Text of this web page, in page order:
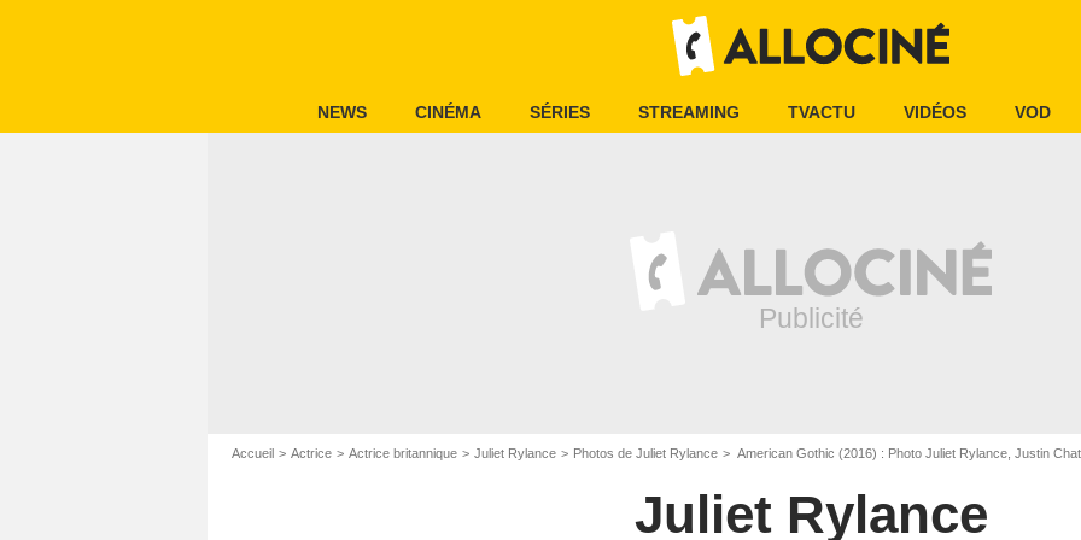
NEWS CINÉMA SÉRIES STREAMING TVACTU VIDÉOS VOD
Accueil Actrice Actrice britannique Juliet Rylance Photos de Juliet Rylance American Gothic (2016) : Photo Juliet Rylance, Justin
Juliet Rylance